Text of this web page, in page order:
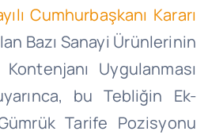
Cumhurbaşkanı Kararı
Bazı Sanayi Ürünlerinin
Uygulanması
bu Tebliğin Ek-
Tarife Pozisyonu